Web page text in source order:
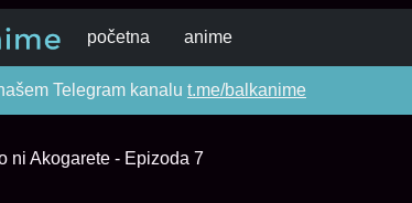
početna anime
Telegram kanalu t.me/balkanime
ni Akogarete - Epizoda 7